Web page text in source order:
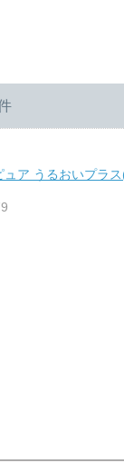
ュア うるおいプラ